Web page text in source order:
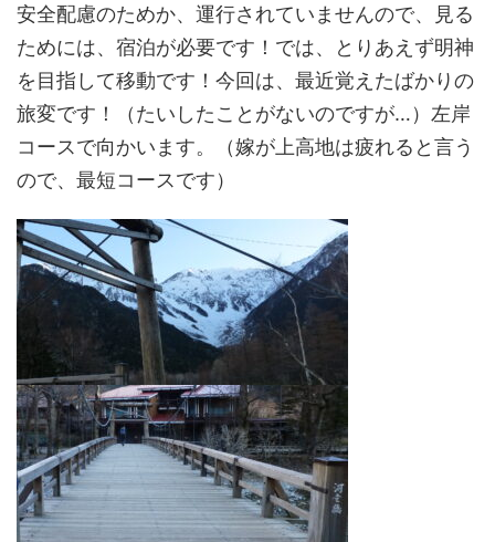
安全配慮のためか、運行されていませんので、見る
ためには、宿泊が必要です！では、とりあえず明神
を目指して移動です！今回は、最近覚えたばかりの
旅変です！（たいしたことがないのですが…）左岸
コースで向かいます。（嫁が上高地は疲れると言う
ので、最短コースです）